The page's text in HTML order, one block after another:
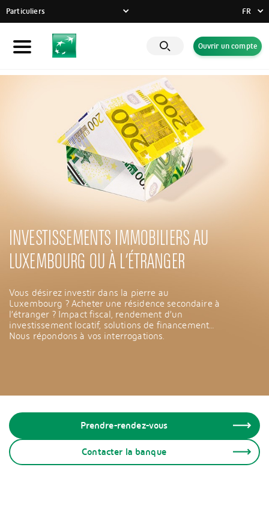
Particuliers
Particuliers
Entreprises
Engagements RSE
Solutions innovantes
FR
FR
DE
Ouvrir un compte
INVESTISSEMENTS IMMOBILIERS AU
LUXEMBOURG OU À L’ÉTRANGER
Vous désirez investir dans la pierre au
Luxembourg ? Acheter une résidence secondaire à
l’étranger ? Impact fiscal, rendement d’un
investissement locatif, solutions de financement…
Nous répondons à vos interrogations.
Prendre-rendez-vous
Contacter la banque